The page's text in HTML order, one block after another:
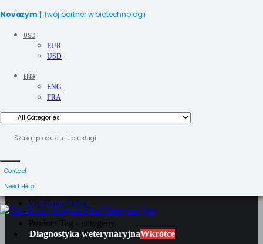
Novazym | Twój partner w biotechnologii
USD
EUR
USD
ENG
ENG
FRA
Contact
Need Help
Diagnostyka weterynaryjnaWkrótce
PATOGENY
Vet-Nova Sklep
Product Tag - patogeny